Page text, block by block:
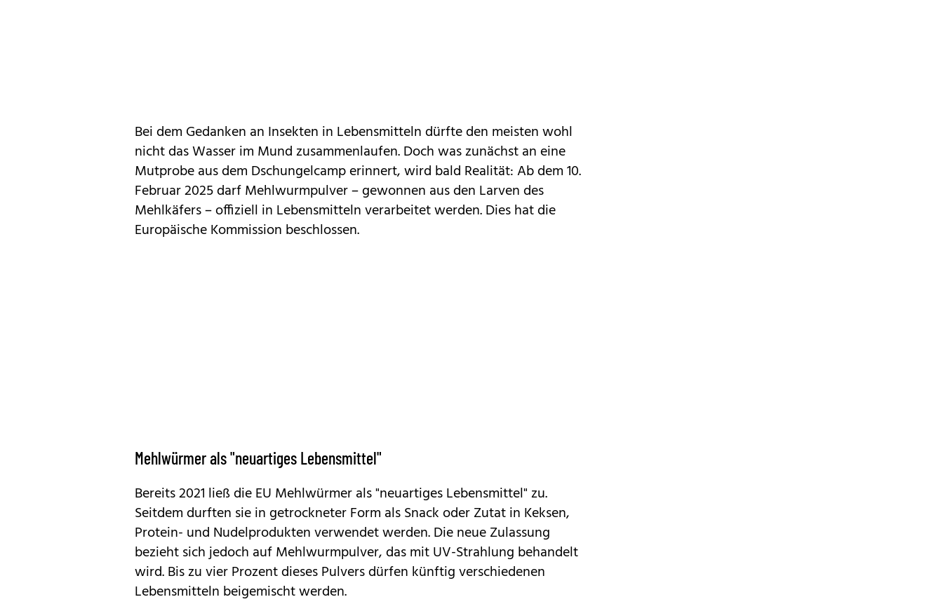
Bei dem Gedanken an Insekten in Lebensmitteln dürfte den meisten wohl
nicht das Wasser im Mund zusammenlaufen. Doch was zunächst an eine
Mutprobe aus dem Dschungelcamp erinnert, wird bald Realität: Ab dem 10.
Februar 2025 darf Mehlwurmpulver – gewonnen aus den Larven des
Mehlkäfers – offiziell in Lebensmitteln verarbeitet werden. Dies hat die
Europäische Kommission beschlossen.
Mehlwürmer als "neuartiges Lebensmittel"
Bereits 2021 ließ die EU Mehlwürmer als "neuartiges Lebensmittel" zu.
Seitdem durften sie in getrockneter Form alsSnack oder Zutatin Keksen,
Protein- und Nudelprodukten verwendet werden. Die neue Zulassung
bezieht sich jedoch auf Mehlwurmpulver, das mit UV-Strahlung behandelt
wird. Bis zu vier Prozent dieses Pulvers dürfen künftig verschiedenen
Lebensmitteln beigemischt werden.